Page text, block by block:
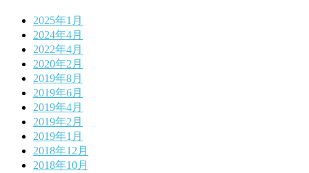
2025年1月
2024年4月
2022年4月
2020年2月
2019年8月
2019年6月
2019年4月
2019年2月
2019年1月
2018年12月
2018年10月